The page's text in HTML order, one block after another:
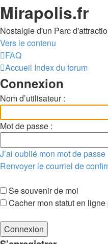
Mirapolis.fr
Nostalgie d'un Parc
Vers le contenu
FAQ
Accueil Index du forum
Connexion
Nom d’utilisateur :
Mot de passe :
J’ai oublié mon mot de passe
Renvoyer le courriel de
Se souvenir de moi
Cacher mon statut en